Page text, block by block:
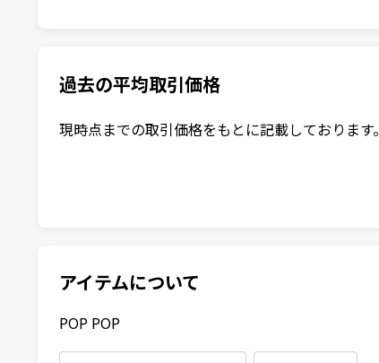
過去の平均取引価格
現時点までの取引価格をもとに記載しております。
アイテムについて
POP POP